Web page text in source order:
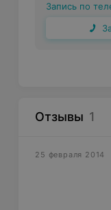
Запись по
Отзывы 1
25 февраля 2014